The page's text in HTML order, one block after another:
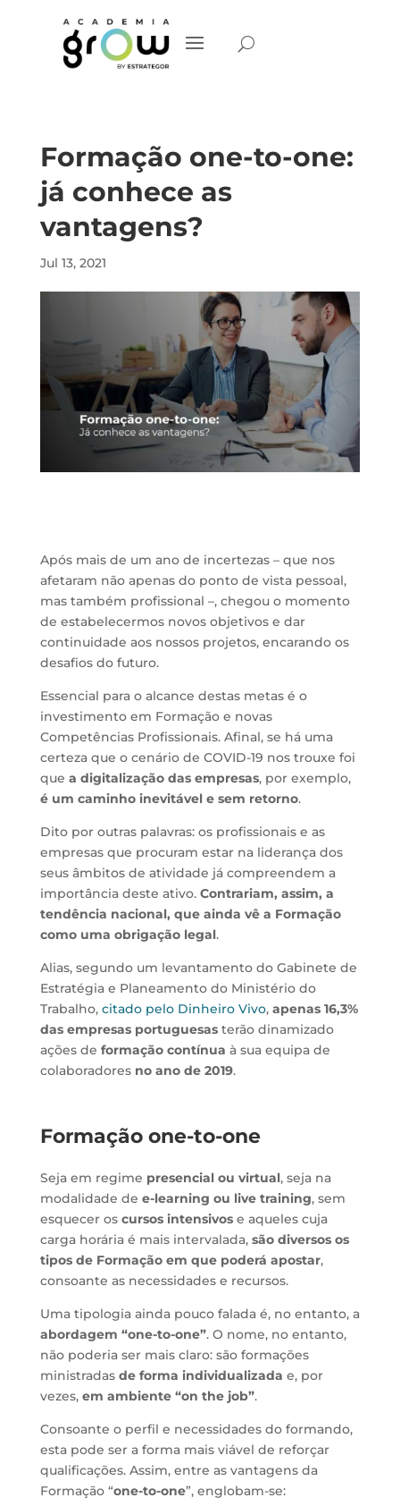
Formação one-to-one:
já conhece as
vantagens?
Jul 13, 2021
Após mais de um ano de incertezas – que nos
afetaram não apenas do ponto de vista pessoal,
mas também profissional –, chegou o momento
de estabelecermos novos objetivos e dar
continuidade aos nossos projetos, encarando os
desafios do futuro.
Essencial para o alcance destas metas é o
investimento em Formação e novas
Competências Profissionais. Afinal, se há uma
certeza que o cenário de COVID-19 nos trouxe foi
que a digitalização das empresas, por exemplo,
é um caminho inevitável e sem retorno.
Dito por outras palavras: os profissionais e as
empresas que procuram estar na liderança dos
seus âmbitos de atividade já compreendem a
importância deste ativo. Contrariam, assim, a
tendência nacional, que ainda vê a Formação
como uma obrigação legal.
Alias, segundo um levantamento do Gabinete de
Estratégia e Planeamento do Ministério do
Trabalho, citado pelo Dinheiro Vivo, apenas 16,3%
das empresas portuguesasterão dinamizado
ações de formação contínua à sua equipa de
colaboradores no ano de 2019.
Formação one-to-one
Seja em regime presencial ou virtual, seja na
modalidade de e-learning ou live training, sem
esquecer os cursos intensivose aqueles cuja
carga horária é mais intervalada, são diversos os
tipos de Formação em que poderá apostar,
consoante as necessidades e recursos.
Uma tipologia ainda pouco falada é, no entanto, a
abordagem “one-to-one”. O nome, no entanto,
não poderia ser mais claro: são formações
ministradas de forma individualizada e, por
vezes, em ambiente “on the job”.
Consoante o perfil e necessidades do formando,
esta pode ser a forma mais viável de reforçar
qualificações. Assim, entre as vantagens da
Formação “one-to-one”, englobam-se: